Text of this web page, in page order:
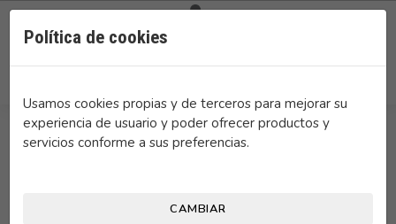
Política de cookies
Usamos cookies propias y de terceros para mejorar su
experiencia de usuario y poder ofrecer productos y
servicios conforme a sus preferencias.
CAMBIAR